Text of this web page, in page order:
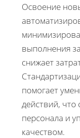
Освоение
выполнения
снижает
помогает
действий,
персонала и
качеством.